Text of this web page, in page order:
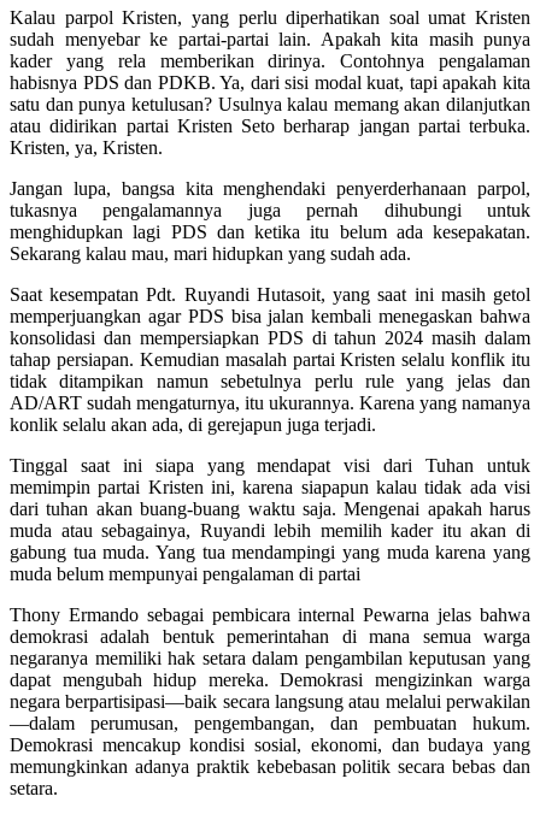
Kalau parpol Kristen, yang perlu diperhatikan soal umat Kristen
sudah menyebar ke partai-partai lain. Apakah kita masih punya
kader yang rela memberikan dirinya. Contohnya pengalaman
habisnya PDS dan PDKB. Ya, dari sisi modal kuat, tapi apakah kita
satu dan punya ketulusan? Usulnya kalau memang akan dilanjutkan
atau didirikan partai Kristen Seto berharap jangan partai terbuka.
Kristen, ya, Kristen.
Jangan lupa, bangsa kita menghendaki penyerderhanaan parpol,
tukasnya pengalamannya juga pernah dihubungi untuk
menghidupkan lagi PDS dan ketika itu belum ada kesepakatan.
Sekarang kalau mau, mari hidupkan yang sudah ada.
Saat kesempatan Pdt. Ruyandi Hutasoit, yang saat ini masih getol
memperjuangkan agar PDS bisa jalan kembali menegaskan bahwa
konsolidasi dan mempersiapkan PDS di tahun 2024 masih dalam
tahap persiapan. Kemudian masalah partai Kristen selalu konflik itu
tidak ditampikan namun sebetulnya perlu rule yang jelas dan
AD/ART sudah mengaturnya, itu ukurannya. Karena yang namanya
konlik selalu akan ada, di gerejapun juga terjadi.
Tinggal saat ini siapa yang mendapat visi dari Tuhan untuk
memimpin partai Kristen ini, karena siapapun kalau tidak ada visi
dari tuhan akan buang-buang waktu saja. Mengenai apakah harus
muda atau sebagainya, Ruyandi lebih memilih kader itu akan di
gabung tua muda. Yang tua mendampingi yang muda karena yang
muda belum mempunyai pengalaman di partai
Thony Ermando sebagai pembicara internal Pewarna jelas bahwa
demokrasi adalah bentuk pemerintahan di mana semua warga
negaranya memiliki hak setara dalam pengambilan keputusan yang
dapat mengubah hidup mereka. Demokrasi mengizinkan warga
negara berpartisipasi—baik secara langsung atau melalui perwakilan
—dalam perumusan, pengembangan, dan pembuatan hukum.
Demokrasi mencakup kondisi sosial, ekonomi, dan budaya yang
memungkinkan adanya praktik kebebasan politik secara bebas dan
setara.